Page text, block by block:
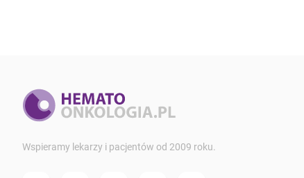
Wspieramy lekarzy i pacjentów od 2009 roku.